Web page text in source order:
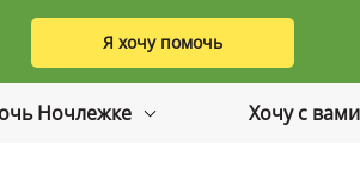
Я хочу помочь
Ночлежке Хочу с